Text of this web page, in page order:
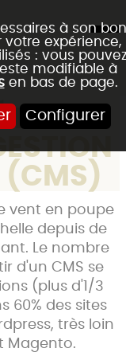
à son bon
expérience,
: vous
modifiable à
en bas de page.
Configurer
DES
(CMS)
vent en poupe
depuis de
Le nombre
d'un CMS se
(plus d'1/3
60% des sites
très loin
Magento.